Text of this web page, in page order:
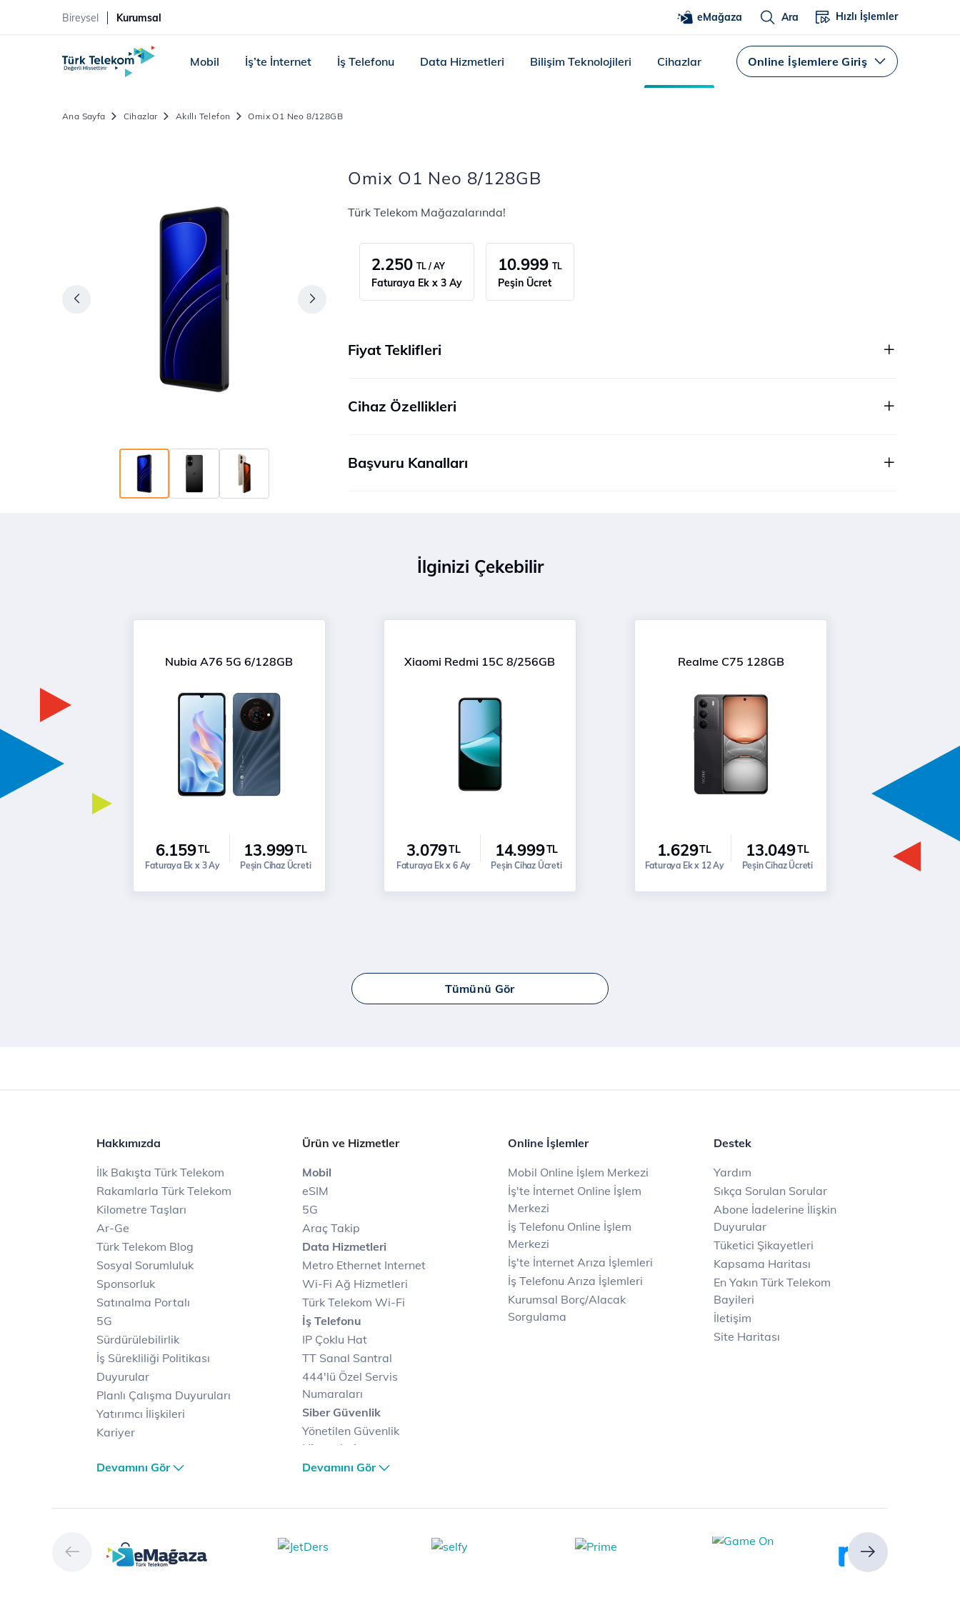
Bireysel Kurumsal eMağaza Ara Hızlı İşlemler
Mobil İş’te İnternet İş Telefonu Data Hizmetleri Bilişim Teknolojileri Cihazlar Online İşlemlere Giriş
Ana Sayfa Cihazlar Akıllı Telefon Omix O1 Neo 8/128GB
Omix O1 Neo 8/128GB
Türk Telekom Mağazalarında!
2.250 TL / AY
Faturaya Ek x 3 Ay
10.999 TL
Peşin Ücret
Fiyat Teklifleri
Cihaz Özellikleri
Başvuru Kanalları
İlginizi Çekebilir
Nubia A76 5G 6/128GB
6.159TL
Faturaya Ek x 3 Ay
13.999TL
Peşin Cihaz Ücreti
Xiaomi Redmi 15C 8/256GB
3.079TL
Faturaya Ek x 6 Ay
14.999TL
Peşin Cihaz Ücreti
Realme C75 128GB
1.629TL
Faturaya Ek x 12 Ay
13.049TL
Peşin Cihaz Ücreti
Tümünü Gör
Hakkımızda
İlk Bakışta Türk Telekom
Rakamlarla Türk Telekom
Kilometre Taşları
Ar-Ge
Türk Telekom Blog
Sosyal Sorumluluk
Sponsorluk
Satınalma Portalı
5G
Sürdürülebilirlik
İş Sürekliliği Politikası
Duyurular
Planlı Çalışma Duyuruları
Yatırımcı İlişkileri
Kariyer
Dağıtım
Hizmet Kalitesi Raporları
Vizyon & Değerlerimiz
Devamını Gör
Ürün ve Hizmetler
Mobil
eSIM
5G
Araç Takip
Data Hizmetleri
Metro Ethernet Internet
Wi-Fi Ağ Hizmetleri
Türk Telekom Wi-Fi
İş Telefonu
IP Çoklu Hat
TT Sanal Santral
444'lü Özel Servis
Numaraları
Siber Güvenlik
Yönetilen Güvenlik
Hizmetleri
Siber Güvenlik Merkezi
Veri Merkezlerimiz
Devamını Gör
Online İşlemler
Mobil Online İşlem Merkezi
İş'te İnternet Online İşlem
Merkezi
İş Telefonu Online İşlem
Merkezi
İş'te İnternet Arıza İşlemleri
İş Telefonu Arıza İşlemleri
Kurumsal Borç/Alacak
Sorgulama
Destek
Yardım
Sıkça Sorulan Sorular
Abone İadelerine İlişkin
Duyurular
Tüketici Şikayetleri
Kapsama Haritası
En Yakın Türk Telekom
Bayileri
İletişim
Site Haritası